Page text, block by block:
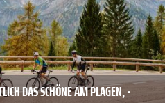
DAS SCHÖNE AM PLAGEN,